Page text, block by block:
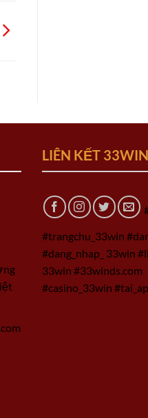
LIÊN KẾT 33WIN
#trangchu_33win
#dang_nhap_ 33win
33win #33winds.com
#casino_33win